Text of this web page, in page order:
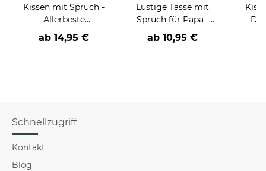
Kissen mit Spruch -
Allerbeste
Familienmitglieder
und Freunde
ab 14,95 €
Lustige Tasse mit
Spruch für Papa -
Bester Schwimmer
ab 10,95 €
Schnellzugriff
Kontakt
Blog